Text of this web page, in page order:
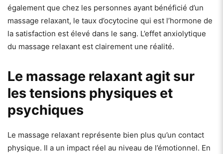
également que chez les personnes ayant bénéficié d’un
massage relaxant, le taux d’ocytocine qui est l’hormone de
la satisfaction est élevé dans le sang. L’effet anxiolytique
du massage relaxant est clairement une réalité.
Le massage relaxant agit sur
les tensions physiques et
psychiques
Le massage relaxant représente bien plus qu’un contact
physique. Il a un impact réel au niveau de l’émotionnel. En